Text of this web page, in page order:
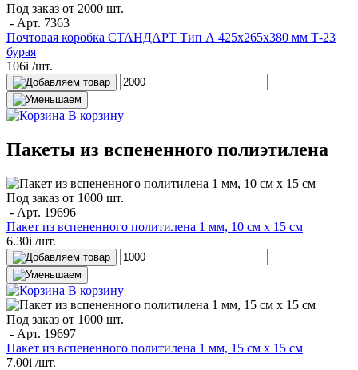
Под заказ от 2000 шт.
- Арт. 7363
Почтовая коробка СТАНДАРТ Тип А 425х265х380 мм Т-23
бурая
106i /шт.
В корзину
Пакеты из вспененного полиэтилена
Под заказ от 1000 шт.
- Арт. 19696
Пакет из вспененного политилена 1 мм, 10 см х 15 см
6.30i /шт.
В корзину
Под заказ от 1000 шт.
- Арт. 19697
Пакет из вспененного политилена 1 мм, 15 см х 15 см
7.00i /шт.